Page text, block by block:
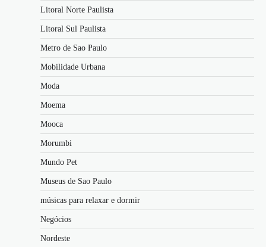
Litoral Norte Paulista
Litoral Sul Paulista
Metro de Sao Paulo
Mobilidade Urbana
Moda
Moema
Mooca
Morumbi
Mundo Pet
Museus de Sao Paulo
músicas para relaxar e dormir
Negócios
Nordeste